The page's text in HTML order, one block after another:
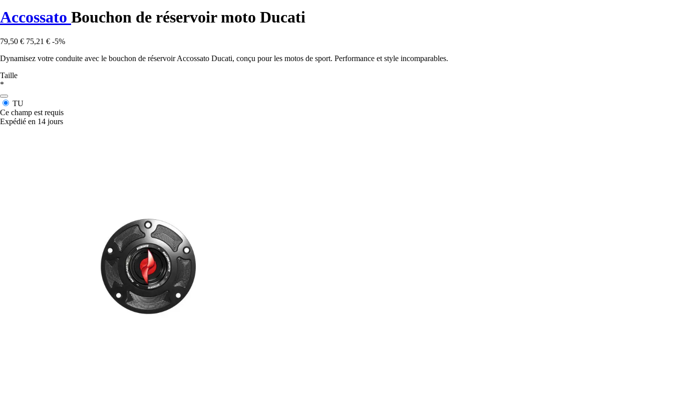
Accossato Bouchon de réservoir moto Ducati
79,50 € 75,21 € -5%
Dynamisez votre conduite avec le bouchon de réservoir Accossato Ducati, conçu pour les motos de sport. Performance et style incomparables.
Taille
*
TU
Ce champ est requis
Expédié en 14 jours